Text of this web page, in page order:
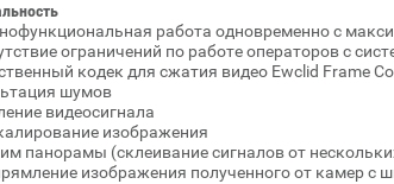
работа одновременно с
ограничений по работе операторов с
кодек для сжатия видео Ewclid Frame
шумов
видеосигнала
изображения
панорамы (склеивание сигналов от
изображения полученного от камер с